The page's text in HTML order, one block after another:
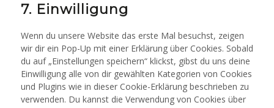
7. Einwilligung
Wenn du unsere Website das erste Mal besuchst, zeigen
wir dir ein Pop-Up mit einer Erklärung über Cookies. Sobald
du auf „Einstellungen speichern“ klickst, gibst du uns deine
Einwilligung alle von dir gewählten Kategorien von Cookies
und Plugins wie in dieser Cookie-Erklärung beschrieben zu
verwenden. Du kannst die Verwendung von Cookies über